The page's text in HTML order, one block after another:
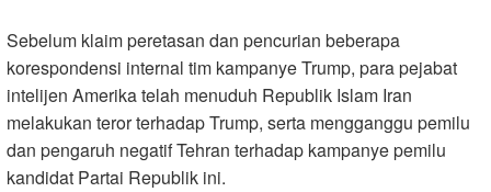
Sebelum klaim peretasan dan pencurian beberapa
korespondensi internal tim kampanye Trump, para pejabat
intelijen Amerika telah menuduh Republik Islam Iran
melakukan teror terhadap Trump, serta mengganggu pemilu
dan pengaruh negatif Tehran terhadap kampanye pemilu
kandidat Partai Republik ini.